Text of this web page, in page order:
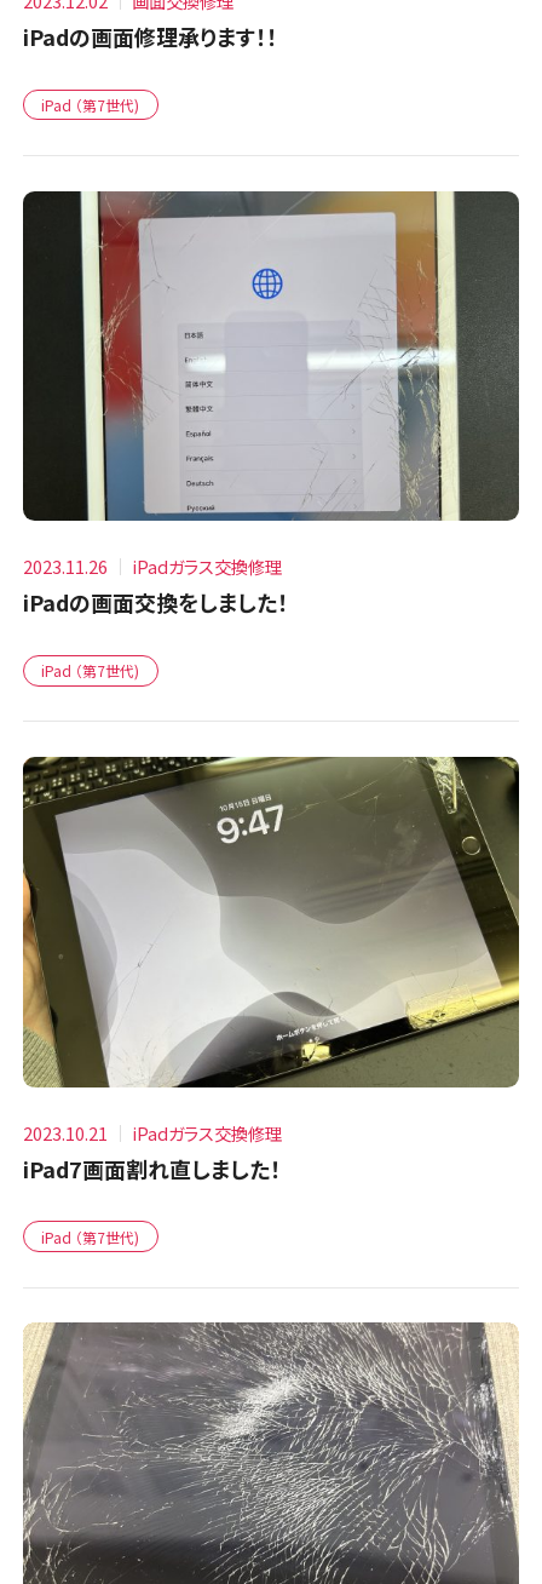
iPadの画面修理承ります！！
iPad （第7世代)
2023.11.26 iPadガラス交換修理
iPadの画面交換をしました！
iPad （第7世代)
2023.10.21 iPadガラス交換修理
iPad7画面割れ直しました！
iPad （第7世代)